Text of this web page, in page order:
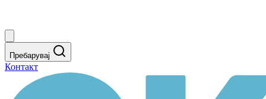
Пребарувај
Контакт